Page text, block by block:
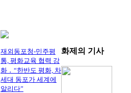
재외동포청-민주평
통, 평화교육 협력 강
화 ․ “한반도 평화, 차
세대 동포가 세계에
알리다”
화제의 기사